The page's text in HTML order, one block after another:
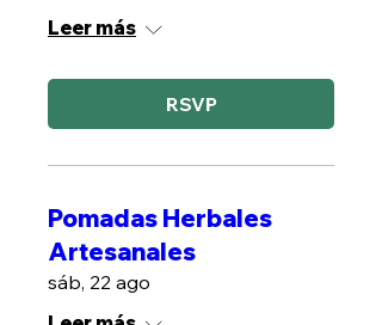
Leer más
RSVP
Pomadas Herbales
Artesanales
sáb, 22 ago